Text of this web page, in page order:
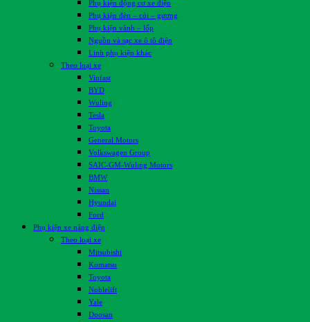
Phụ kiện động cơ xe điện
Phụ kiện đèn – còi – gương
Phụ kiện vành – lốp
Nguồn và sạc xe ô tô điện
Linh phụ kiện khác
Theo loại xe
Vinfast
BYD
Wuling
Tesla
Toyota
General Motors
Volkswagen Group
SAIC-GM-Wuling Motors
BMW
Nissan
Hyundai
Ford
Phụ kiện xe nâng điện
Theo loại xe
Mitsubishi
Komatsu
Toyota
Noblelift
Yale
Doosan